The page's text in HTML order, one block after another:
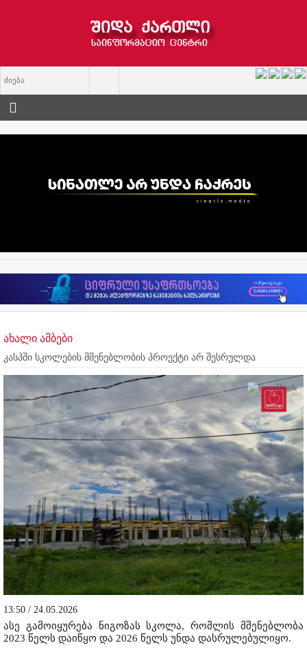
ახალი ამბები
კასპში სკოლების მშენებლობის პროექტი არ შესრულდა
13:50 / 24.05.2026
ასე გამოიყურება ნიგოზას სკოლა, რომლის მშენებლობა
2023 წელს დაიწყო და 2026 წელს უნდა დასრულებულიყო.